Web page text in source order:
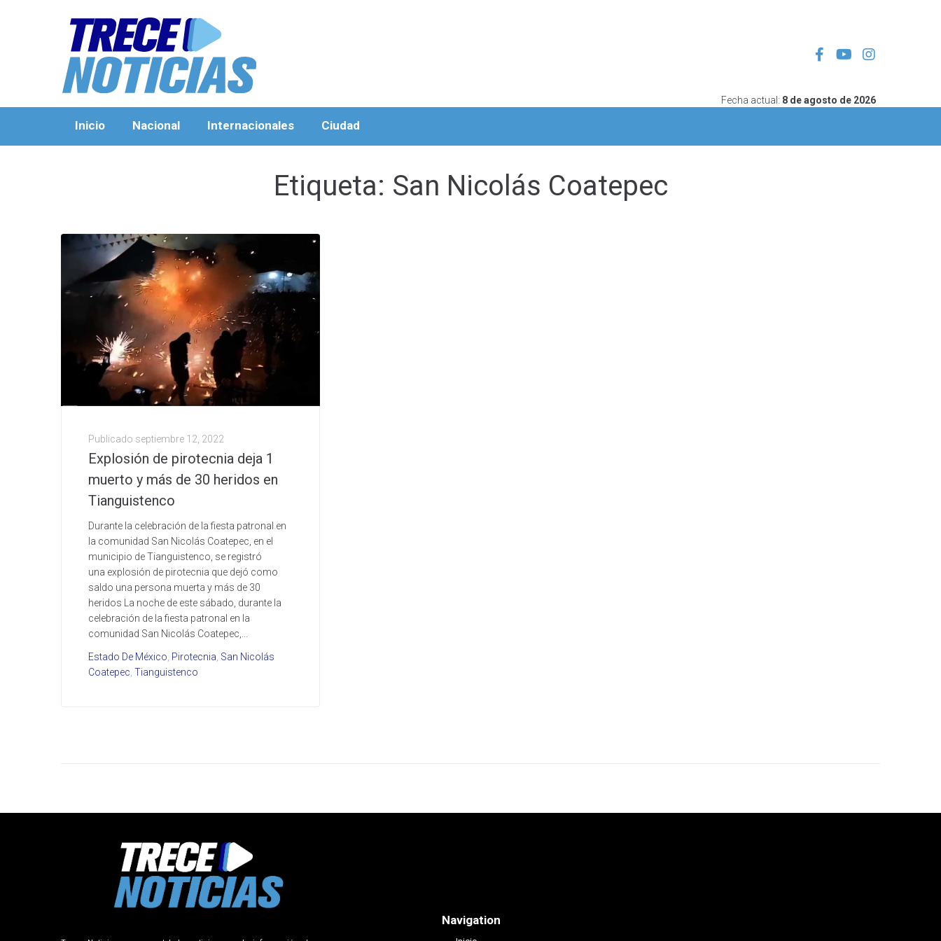
Fecha actual: 8 de agosto de 2026
Inicio Nacional Internacionales Ciudad
Etiqueta: San Nicolás Coatepec
Publicado septiembre 12, 2022
Explosión de pirotecnia deja 1
muerto y más de 30 heridos en
Tianguistenco
Durante la celebración de la fiesta patronal en
la comunidad San Nicolás Coatepec, en el
municipio de Tianguistenco, se registró
una explosión de pirotecnia que dejó como
saldo una persona muerta y más de 30
heridos La noche de este sábado, durante la
celebración de la fiesta patronal en la
comunidad San Nicolás Coatepec,...
Estado De México, Pirotecnia, San Nicolás
Coatepec, Tianguistenco
Navigation